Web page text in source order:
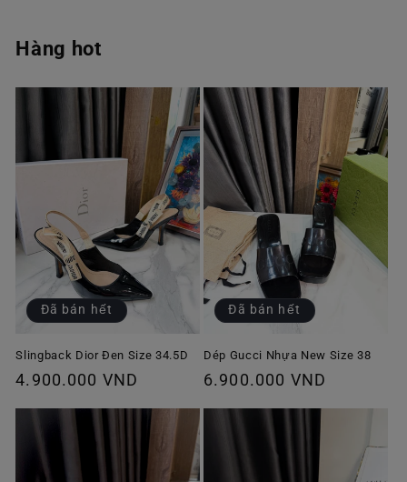
Hàng hot
Đã bán hết
Slingback Dior Đen Size 34.5D
Giá
thường
4.900.000 VND
Đã bán hết
Dép Gucci Nhựa New Size 38
Giá
6.900.000 VND